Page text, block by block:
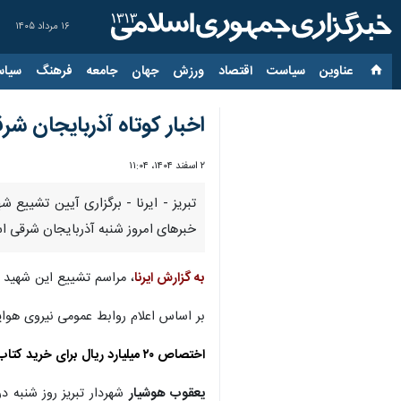
۱۶ مرداد ۱۴۰۵
عناوین‌ سیاست اقتصاد ورزش جهان جامعه فرهنگ
اخبار کوتاه آذربایجان شرقی/ ۲
۲ اسفند ۱۴۰۴، ۱۱:۰۴